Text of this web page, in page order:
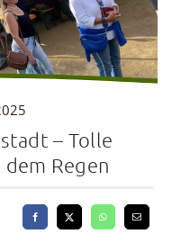
– Tolle
Regen